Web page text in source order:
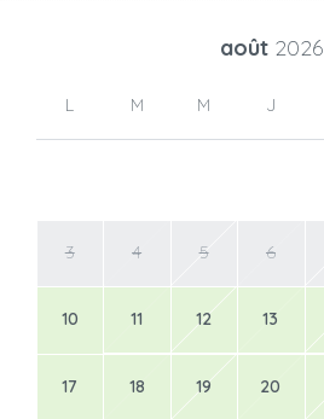
août 2026
L M M J
3 4 5 6
10 11 12 13
17 18 19 20